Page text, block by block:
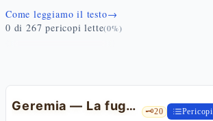
Come leggiamo il testo→
0 di 267 pericopi lette(0%)
Geremia — La fuga in Egitto e le pietre di Tachpanchès (dislocazione LXX/TM) 🗝️20 Pericopi